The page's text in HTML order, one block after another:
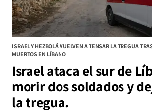
ISRAEL Y HEZBOLÁ VUELVEN A TENSAR LA TREGUA
MUERTOS EN LÍBANO
Israel ataca el sur de
morir dos soldados y
la tregua.